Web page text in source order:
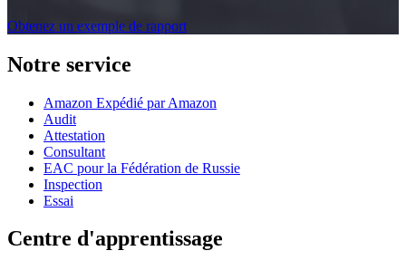
Obtenez un exemple de rapport
Notre service
Amazon Expédié par Amazon
Audit
Attestation
Consultant
EAC pour la Fédération de Russie
Inspection
Essai
Centre d'apprentissage